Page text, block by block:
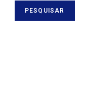
PESQUISAR